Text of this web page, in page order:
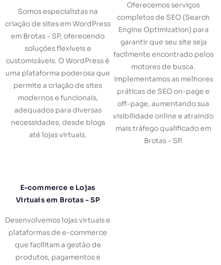
Somos especialistas na
criação de sites em WordPress
em Brotas - SP, oferecendo
soluções flexíveis e
customizáveis. O WordPress é
uma plataforma poderosa que
permite a criação de sites
modernos e funcionais,
adequados para diversas
necessidades, desde blogs
até lojas virtuais.
Oferecemos serviços
completos de SEO (Search
Engine Optimization) para
garantir que seu site seja
facilmente encontrado pelos
motores de busca.
Implementamos as melhores
práticas de SEO on-page e
off-page, aumentando sua
visibilidade online e atraindo
mais tráfego qualificado em
Brotas - SP.
E-commerce e Lojas
Virtuais em Brotas - SP
Desenvolvemos lojas virtuais e
plataformas de e-commerce
que facilitam a gestão de
produtos, pagamentos e